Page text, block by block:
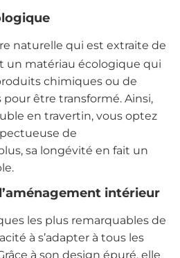
naturelle qui est extraite de
un matériau écologique qui
chimiques ou de
être transformé. Ainsi,
en travertin, vous optez
de
sa longévité en fait un
intérieur
les plus remarquables de
à s’adapter à tous les
à son design épuré, elle